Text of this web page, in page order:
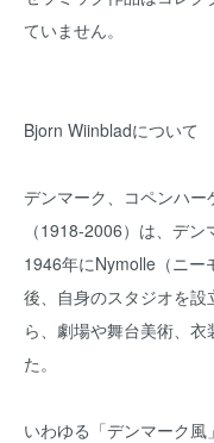
ていません。
Bjorn Wiinbladについて
デンマーク、コペンハ
（1918-2006）は、デ
1946年にNymolle（ニー
後、自身のスタジオを
ら、劇場や舞台美術、
た。
いわゆる「デンマーク